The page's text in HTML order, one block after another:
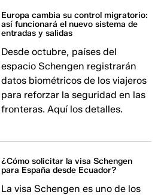
Europa cambia su control migratorio:
así funcionará el nuevo sistema de
entradas y salidas
Desde octubre, países del
espacio Schengen registrarán
datos biométricos de los viajeros
para reforzar la seguridad en las
fronteras. Aquí los detalles.
¿Cómo solicitar la visa Schengen
para España desde Ecuador?​
La visa Schengen es uno de los